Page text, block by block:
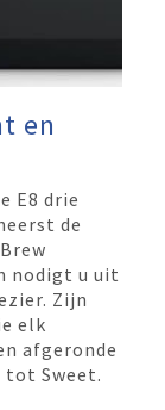
en
E8 drie
de
nodigt u uit
Zijn
elk
afgeronde
tot Sweet.